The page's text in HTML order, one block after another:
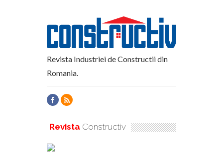
Revista Industriei de Constructii din
Romania.
Revista Constructiv